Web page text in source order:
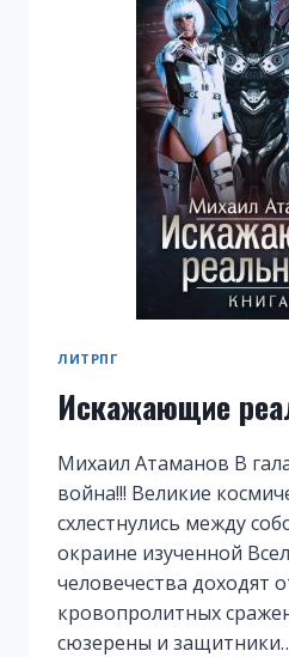
ЛИТРПГ
Искажающие
Михаил Атаманов В
война!!! Великие
схлестнулись между
окраине изученной
человечества доходят
кровопролитных
сюзерены и